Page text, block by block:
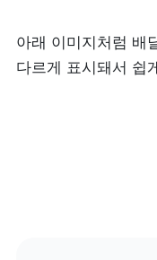
아래 이미지처럼 배
다르게 표시돼서 쉽